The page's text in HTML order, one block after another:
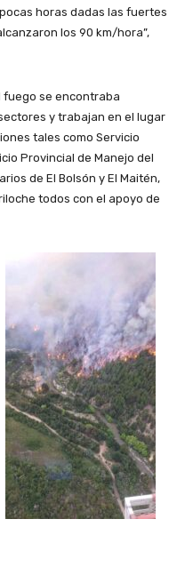
horas dadas las fuertes
los 90 km/hora”,
fuego se encontraba
y trabajan en el lugar
tales como Servicio
Provincial de Manejo del
de El Bolsón y El Maitén,
todos con el apoyo de